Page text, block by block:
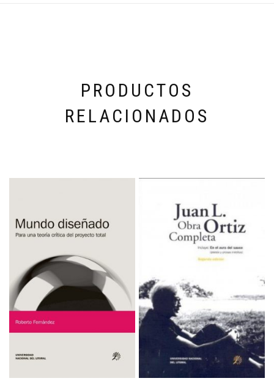
PRODUCTOS
RELACIONADOS